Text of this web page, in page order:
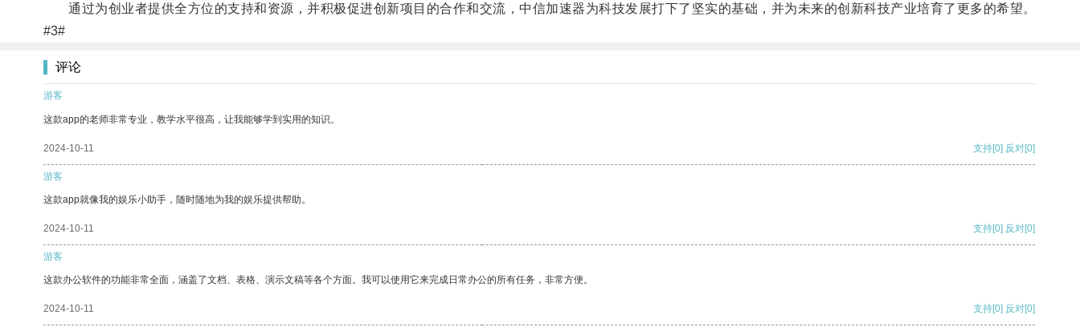
通过为创业者提供全方位的支持和资源，并积极促进创新项目的合作和交流，中信加速器为科技发展打下了坚实的基础，并为未来的创新科技产业培育了更多的希望。
#3#
评论
游客
这款app的老师非常专业，教学水平很高，让我能够学到实用的知识。
2024-10-11 支持[0] 反对[0]
游客
这款app就像我的娱乐小助手，随时随地为我的娱乐提供帮助。
2024-10-11 支持[0] 反对[0]
游客
这款办公软件的功能非常全面，涵盖了文档、表格、演示文稿等各个方面。我可以使用它来完成日常办公的所有任务，非常方便。
2024-10-11 支持[0] 反对[0]